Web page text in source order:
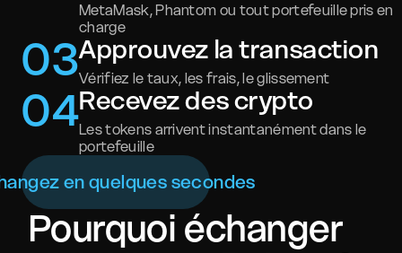
MetaMask, Phantom ou tout portefeuille pris en
charge
03Approuvez la transaction
Vérifiez le taux, les frais, le glissement
04Recevez des crypto
Les tokens arrivent instantanément dans le
portefeuille
en quelques secondes
Pourquoi échanger